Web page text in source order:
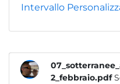
Intervallo
2_febbraio.pdf